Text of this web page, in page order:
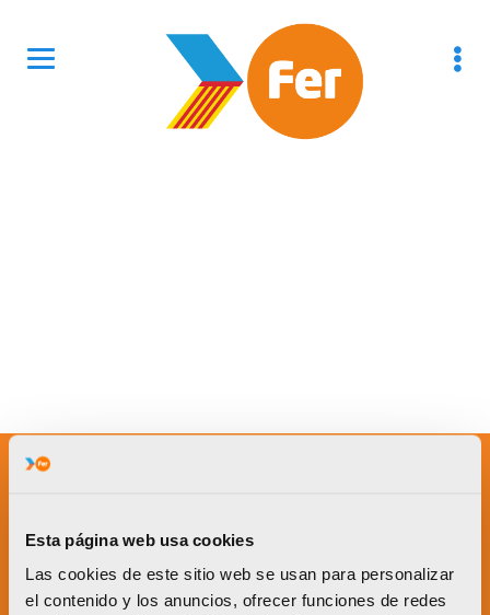
Esta página web usa cookies
Las cookies de este sitio web se usan para personalizar
el contenido y los anuncios, ofrecer funciones de redes